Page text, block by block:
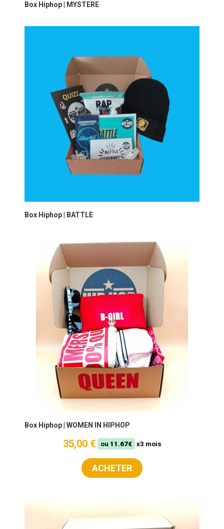
Box Hiphop | MYSTERE
Box Hiphop | BATTLE
Box Hiphop | WOMEN IN HIPHOP
35,00 € ou 11.67€ x3 mois
ACHETER